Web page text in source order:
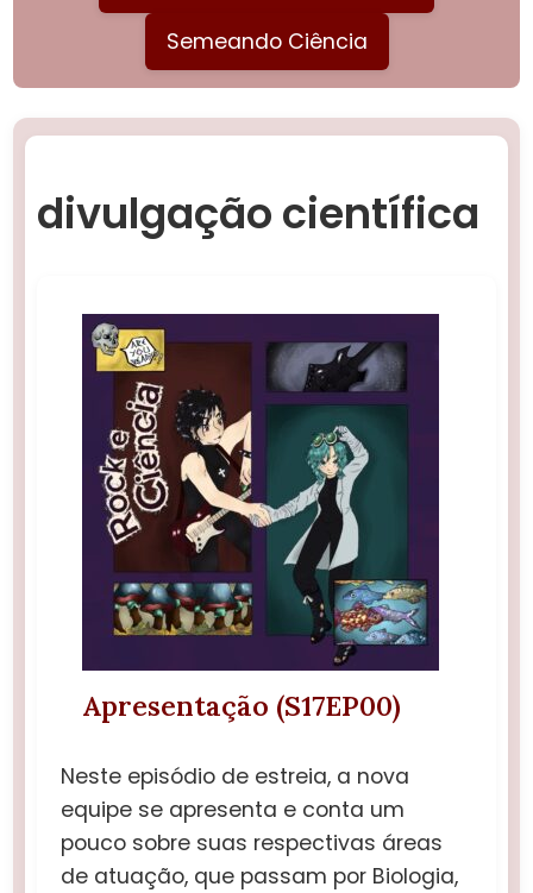
Semeando Ciência
divulgação científica
Apresentação (S17EP00)
Neste episódio de estreia, a nova
equipe se apresenta e conta um
pouco sobre suas respectivas áreas
de atuação, que passam por Biologia,